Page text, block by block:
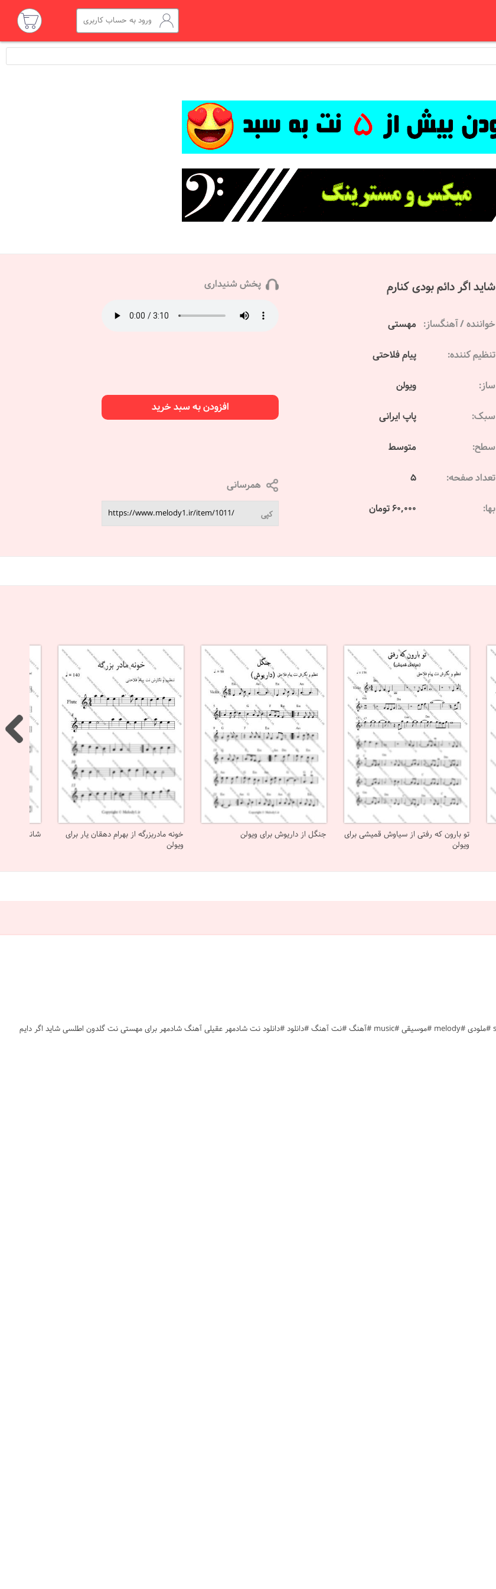
ورود به حساب کاربری
شاید اگر دائم بودی کنارم
خواننده / آهنگساز: مهستی
تنظیم کننده: پیام فلاحتی
ساز: ویولن
سبک: پاپ ایرانی
سطح: متوسط
تعداد صفحه: 5
بها: 60,000 تومان
پخش شنیداری
افزودن به سبد خرید
همرسانی
کپی
تو بارون که رفتی از سیاوش قمیشی برای
ویولن
جنگل از داریوش برای ویولن
خونه مادربزرگه از بهرام دهقان یار برای
ویولن
شانه از
#شاید اگر دائم بودی کنارم #مهستی #ویولن #پاپ ایرانی #متوسط #نت #sheet #ملودی #melody #موسیقی #music #آهنگ #نت آهنگ #دانلود #دانلود نت شادمهر عقیلی آهنگ شادمهر برای مهستی نت گلدون اطلسی شاید اگر دایم